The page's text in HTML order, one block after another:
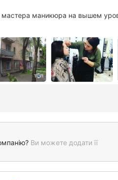
мастера маникюра на вышем
Ви можете додати її